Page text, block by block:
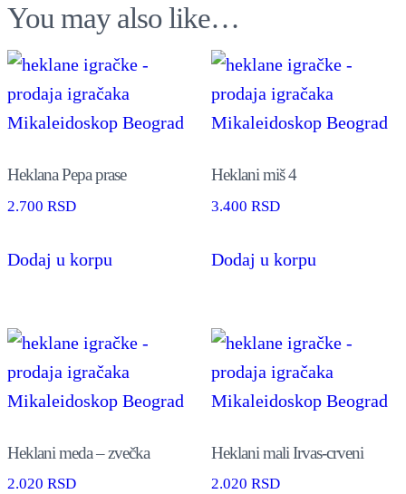
You may also like…
Heklana Pepa prase
2.700 RSD
Dodaj u korpu
Heklani miš 4
3.400 RSD
Dodaj u korpu
Heklani meda – zvečka
2.020 RSD
Heklani mali Irvas-crveni
2.020 RSD